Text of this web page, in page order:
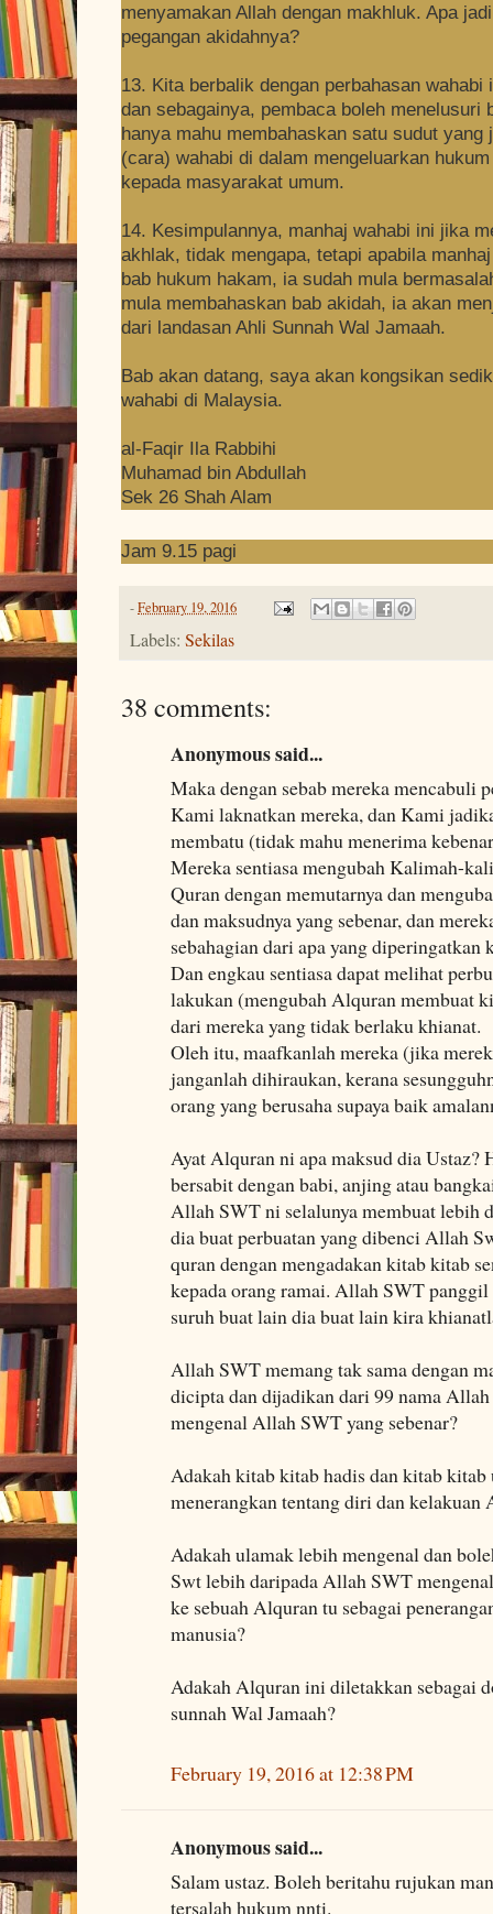
menyamakan Allah dengan makhluk. Apa
pegangan akidahnya?
13. Kita berbalik dengan perbahasan
dan sebagainya, pembaca boleh menelusuri
hanya mahu membahaskan satu sudut
(cara) wahabi di dalam mengeluarkan
kepada masyarakat umum.
14. Kesimpulannya, manhaj wahabi ini jika
akhlak, tidak mengapa, tetapi apabila
bab hukum hakam, ia sudah mula
mula membahaskan bab akidah, ia akan
dari landasan Ahli Sunnah Wal Jamaah.
Bab akan datang, saya akan kongsikan
wahabi di Malaysia.
al-Faqir Ila Rabbihi
Muhamad bin Abdullah
Sek 26 Shah Alam
Jam 9.15 pagi
-February 19, 2016
Labels: Sekilas
38 comments:
Anonymous said...
Maka dengan sebab mereka mencabuli
Kami laknatkan mereka, dan Kami
membatu (tidak mahu menerima
Mereka sentiasa mengubah Kalimah-
Quran dengan memutarnya dan
dan maksudnya yang sebenar, dan
sebahagian dari apa yang diperingatkan
Dan engkau sentiasa dapat melihat
lakukan (mengubah Alquran membuat
dari mereka yang tidak berlaku khianat.
Oleh itu, maafkanlah mereka (jika
janganlah dihiraukan, kerana
orang yang berusaha supaya baik
Ayat Alquran ni apa maksud dia Ustaz?
bersabit dengan babi, anjing atau
Allah SWT ni selalunya membuat lebih
dia buat perbuatan yang dibenci Allah
quran dengan mengadakan kitab kitab
kepada orang ramai. Allah SWT
suruh buat lain dia buat lain kira
Allah SWT memang tak sama dengan
dicipta dan dijadikan dari 99 nama
mengenal Allah SWT yang sebenar?
Adakah kitab kitab hadis dan kitab
menerangkan tentang diri dan kelakuan
Adakah ulamak lebih mengenal dan
Swt lebih daripada Allah SWT
ke sebuah Alquran tu sebagai
manusia?
Adakah Alquran ini diletakkan sebagai
sunnah Wal Jamaah?
February 19, 2016 at 12:38 PM
Anonymous said...
Salam ustaz. Boleh beritahu rujukan
tersalah hukum nnti.